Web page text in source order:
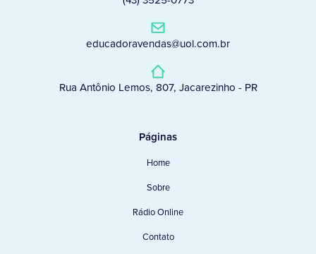
educadoravendas@uol.com.br
Rua Antônio Lemos, 807, Jacarezinho - PR
Páginas
Home
Sobre
Rádio Online
Contato